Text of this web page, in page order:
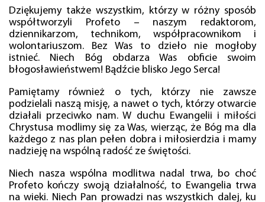
Dziękujemy także wszystkim, którzy w różny sposób
współtworzyli Profeto – naszym redaktorom,
dziennikarzom, technikom, współpracownikom i
wolontariuszom. Bez Was to dzieło nie mogłoby
istnieć. Niech Bóg obdarza Was obficie swoim
błogosławieństwem! Bądźcie blisko Jego Serca!
Pamiętamy również o tych, którzy nie zawsze
podzielali naszą misję, a nawet o tych, którzy otwarcie
działali przeciwko nam. W duchu Ewangelii i miłości
Chrystusa modlimy się za Was, wierząc, że Bóg ma dla
każdego z nas plan pełen dobra i miłosierdzia i mamy
nadzieję na wspólną radość ze świętości.
Niech nasza wspólna modlitwa nadal trwa, bo choć
Profeto kończy swoją działalność, to Ewangelia trwa
na wieki. Niech Pan prowadzi nas wszystkich dalej, ku